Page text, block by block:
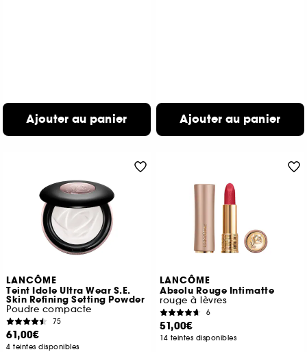
Ajouter au panier Ajouter au panier
LANCÔME
Teint Idole Ultra Wear S.E.
Skin Refining Setting Powder
Poudre compacte
75
61,00€
4 teintes disponibles
LANCÔME
Absolu Rouge Intimatte
rouge à lèvres
6
51,00€
14 teintes disponibles